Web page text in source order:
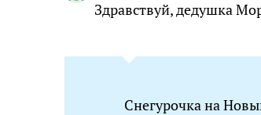
Здравствуй, дедушка
Снегурочка на